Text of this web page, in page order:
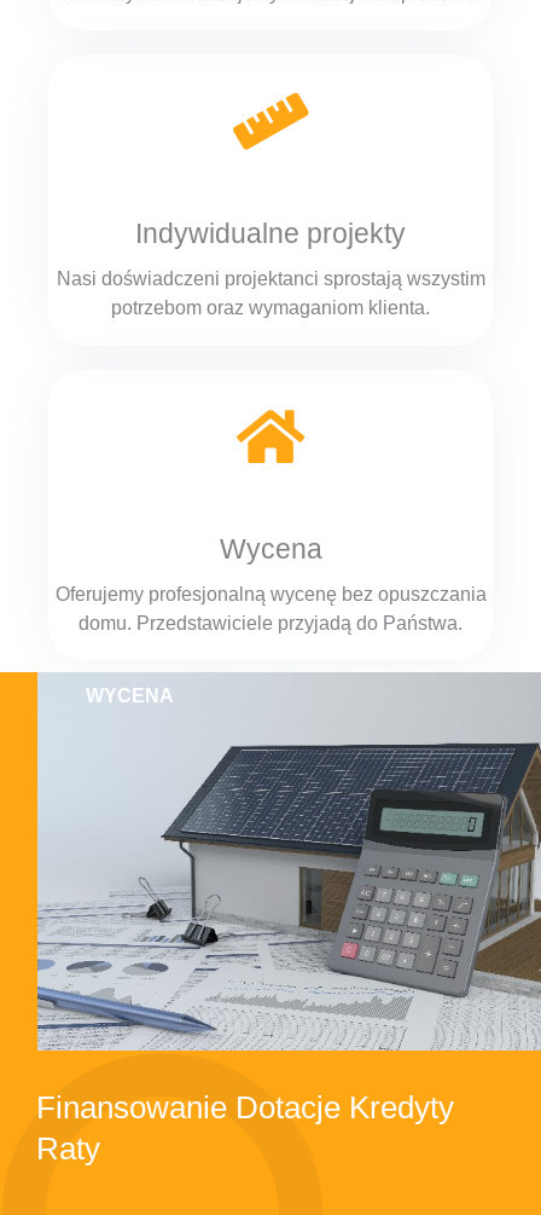
Indywidualne projekty
Nasi doświadczeni projektanci sprostają wszystim
potrzebom oraz wymaganiom klienta.
Wycena
Oferujemy profesjonalną wycenę bez opuszczania
domu. Przedstawiciele przyjadą do Państwa.
Finansowanie Dotacje Kredyty
Raty
WYCENA